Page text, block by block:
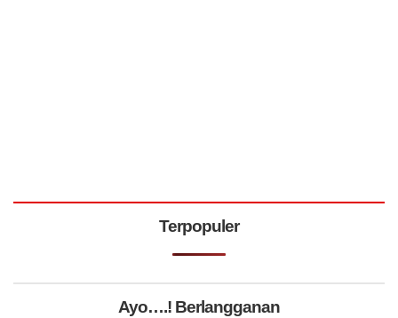
Terpopuler
Ayo….! Berlangganan